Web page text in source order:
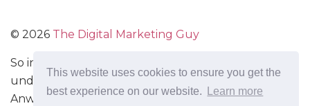
This website uses cookies to ensure you get the
best experience on our website.
Learn more
© 2026 The Digital Marketing Guy
So installieren Sie Windows auf Ihrem Computer
und konfigurieren Windows. Bewertungen von
Anwendungen und Spielen für Android,